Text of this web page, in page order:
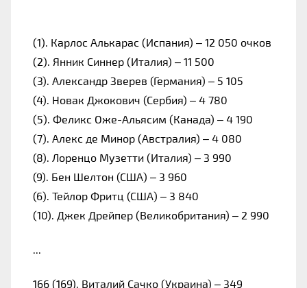
(1). Карлос Алькарас (Испания) – 12 050 очков
(2). Янник Синнер (Италия) – 11 500
(3). Александр Зверев (Германия) – 5 105
(4). Новак Джокович (Сербия) – 4 780
(5). Феликс Оже-Альясим (Канада) – 4 190
(7). Алекс де Минор (Австралия) – 4 080
(8). Лоренцо Музетти (Италия) – 3 990
(9). Бен Шелтон (США) – 3 960
(6). Тейлор Фритц (США) – 3 840
(10). Джек Дрейпер (Великобритания) – 2 990
...
166 (169). Виталий Сачко (Украина) – 349